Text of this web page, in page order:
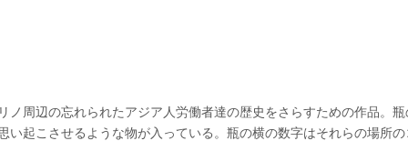
ノ周辺の忘れられたアジア人労働者達の歴史をさらすための作品。
い起こさせるような物が入っている。瓶の横の数字はそれらの場所